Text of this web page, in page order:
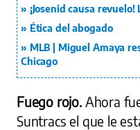
¡Josenid causa
Ética del abogado
MLB | Miguel Amaya
Chicago
Fuego rojo. Ahora
Suntracs el que le